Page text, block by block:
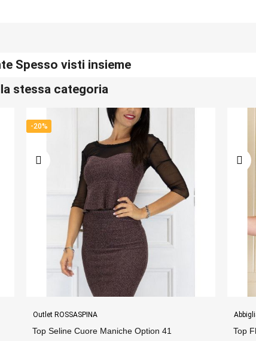
Spesso visti insieme
stessa categoria
Abbigliamento Donna
Top Fly Corto Option 11
Abiti
Abito